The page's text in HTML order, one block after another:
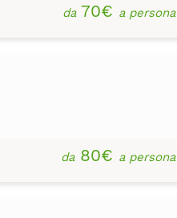
da70€ a persona
da80€ a persona